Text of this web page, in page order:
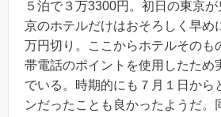
５泊で３万3300円。初日の東京
京のホテルだけはおそろしく早め
万円切り。ここからホテルそのも
帯電話のポイントを使用したため
でいる。時期的にも７月１日から
ンだったことも良かったようだ。